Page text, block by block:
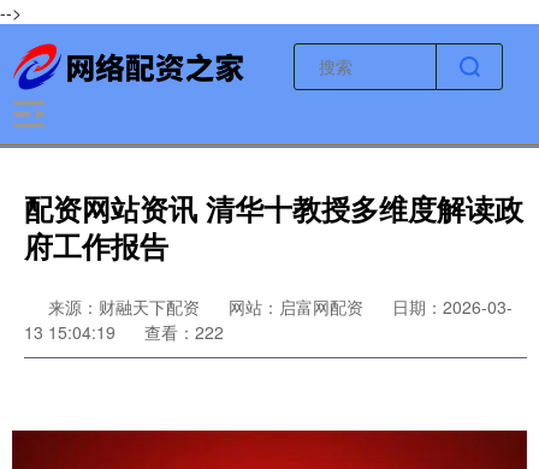
-->
配资网站资讯 清华十教授多维度解读政
府工作报告
来源：财融天下配资 网站：启富网配资
日期：2026-03-
13 15:04:19
查看：222